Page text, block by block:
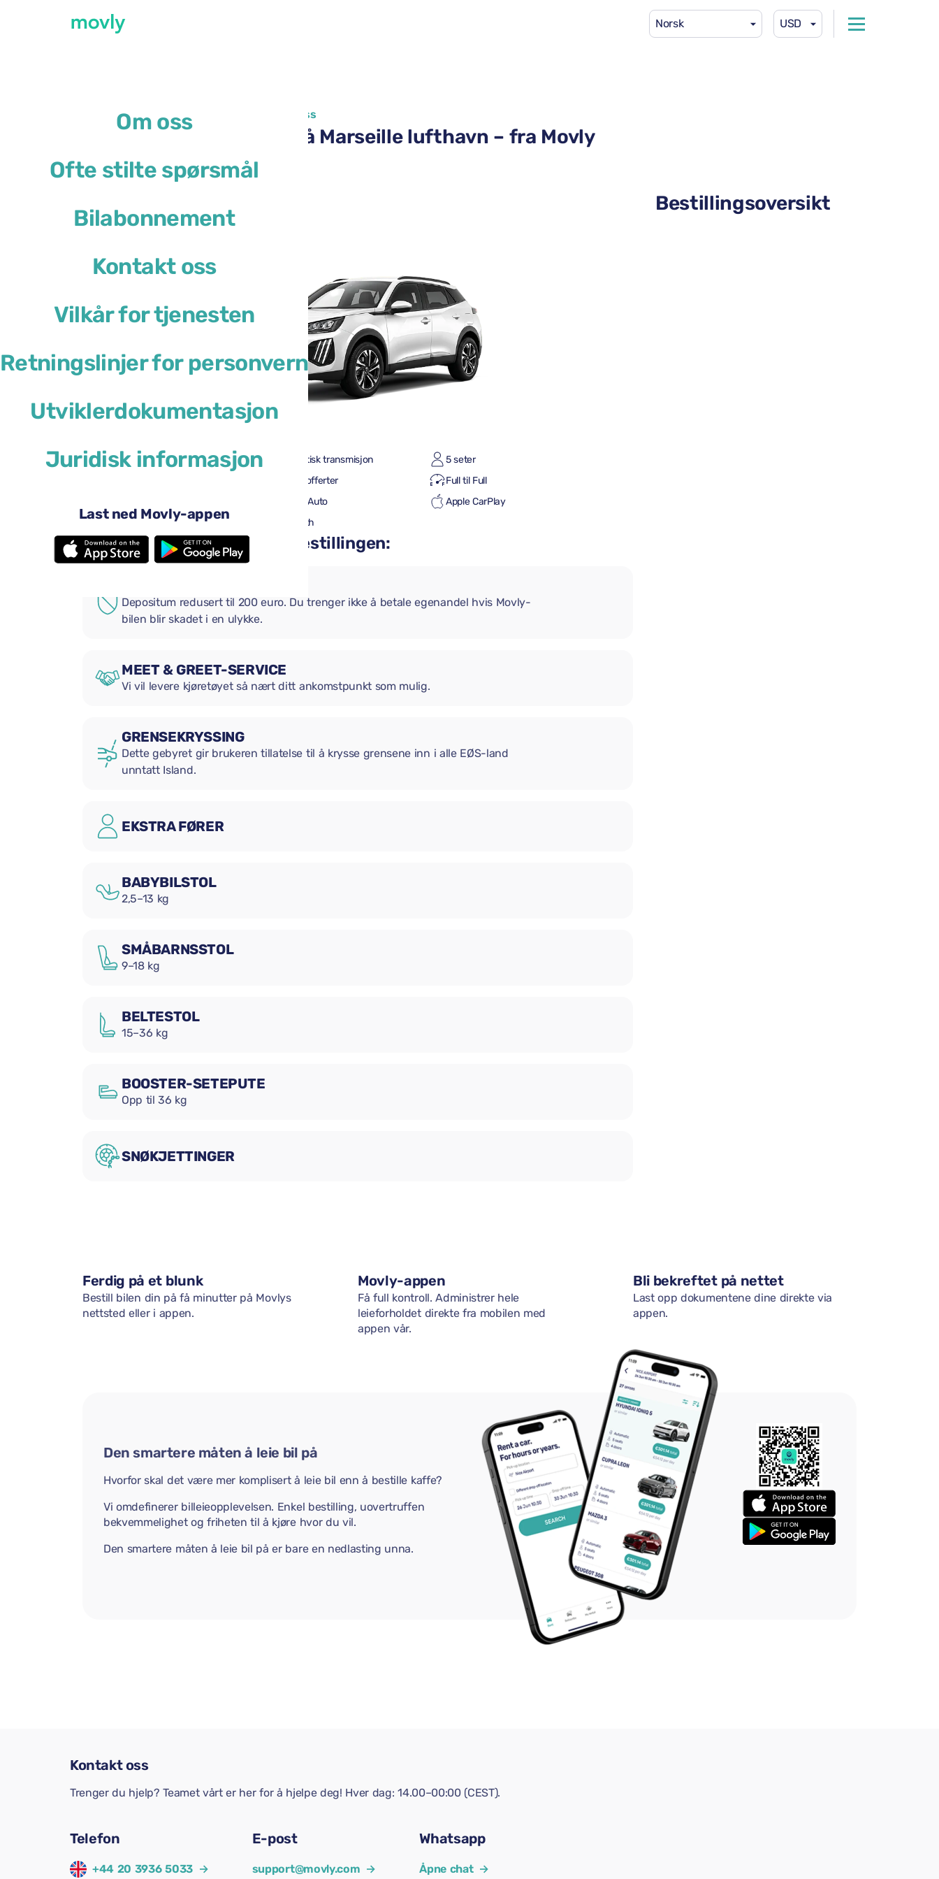
Norsk USD
Om oss
Ofte stilte spørsmål
Bilabonnement
Kontakt oss
Vilkår for tjenesten
Retningslinjer for personvern
Utviklerdokumentasjon
Juridisk informasjon
Last ned Movly-appen
Alle tilgjengelige biler på Marseille flyplass
Leie av Peugeot 2008 på Marseille lufthavn – fra Movly
eller lignende
4 dører Automatisk transmisjon
5 seter
2 små kofferter
Full til Full
Android Auto
Apple CarPlay
Ryggekamera
Bluetooth
Legg til praktiske tillegg i bestillingen:
Depositum redusert til 200 euro. Du trenger ikke å betale egenandel hvis Movly-
bilen blir skadet i en ulykke.
MEET & GREET-SERVICE
Vi vil levere kjøretøyet så nært ditt ankomstpunkt som mulig.
GRENSEKRYSSING
Dette gebyret gir brukeren tillatelse til å krysse grensene inn i alle EØS-land
unntatt Island.
EKSTRA FØRER
BABYBILSTOL
2,5–13 kg
SMÅBARNSSTOL
9–18 kg
BELTESTOL
15–36 kg
BOOSTER-SETEPUTE
Opp til 36 kg
SNØKJETTINGER
Bestillingsoversikt
Ferdig på et blunk
Bestill bilen din på få minutter på Movlys
nettsted eller i appen.
Movly-appen
Få full kontroll. Administrer hele
leieforholdet direkte fra mobilen med
appen vår.
Bli bekreftet på nettet
Last opp dokumentene dine direkte via
appen.
Den smartere måten å leie bil på
Hvorfor skal det være mer komplisert å leie bil enn å bestille kaffe?
Vi omdefinerer billeieopplevelsen. Enkel bestilling, uovertruffen
bekvemmelighet og friheten til å kjøre hvor du vil.
Den smartere måten å leie bil på er bare en nedlasting unna.
Kontakt oss
Trenger du hjelp? Teamet vårt er her for å hjelpe deg! Hver dag: 14.00–00:00 (CEST).
Telefon
+44 20 3936 5033 →
E-post
support@movly.com →
Whatsapp
Åpne chat →